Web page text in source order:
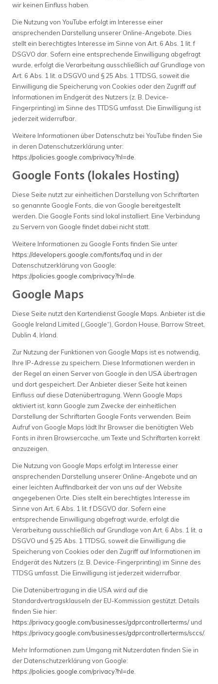
wir keinen Einfluss haben.
Die Nutzung von YouTube erfolgt im Interesse einer
ansprechenden Darstellung unserer Online-Angebote. Dies
stellt ein berechtigtes Interesse im Sinne von Art. 6 Abs. 1 lit. f
DSGVO dar. Sofern eine entsprechende Einwilligung abgefragt
wurde, erfolgt die Verarbeitung ausschließlich auf Grundlage von
Art. 6 Abs. 1 lit. a DSGVO und § 25 Abs. 1 TTDSG, soweit die
Einwilligung die Speicherung von Cookies oder den Zugriff auf
Informationen im Endgerät des Nutzers (z. B. Device-
Fingerprinting) im Sinne des TTDSG umfasst. Die Einwilligung ist
jederzeit widerrufbar.
Weitere Informationen über Datenschutz bei YouTube finden Sie
in deren Datenschutzerklärung unter:
https://policies.google.com/privacy?hl=de
Google Fonts (lokales Hosting)
Diese Seite nutzt zur einheitlichen Darstellung von Schriftarten
so genannte Google Fonts, die von Google bereitgestellt
werden. Die Google Fonts sind lokal installiert. Eine Verbindung
zu Servern von Google findet dabei nicht statt.
Weitere Informationen zu Google Fonts finden Sie unter
https://developers.google.com/fonts/faq und in der
Datenschutzerklärung von Google:
https://policies.google.com/privacy?hl=de
Google Maps
Diese Seite nutzt den Kartendienst Google Maps. Anbieter ist die
Google Ireland Limited („Google“), Gordon House, Barrow Street,
Dublin 4, Irland.
Zur Nutzung der Funktionen von Google Maps ist es notwendig,
Ihre IP-Adresse zu speichern. Diese Informationen werden in
der Regel an einen Server von Google in den USA übertragen
und dort gespeichert. Der Anbieter dieser Seite hat keinen
Einfluss auf diese Datenübertragung. Wenn Google Maps
aktiviert ist, kann Google zum Zwecke der einheitlichen
Darstellung der Schriftarten Google Fonts verwenden. Beim
Aufruf von Google Maps lädt Ihr Browser die benötigten Web
Fonts in ihren Browsercache, um Texte und Schriftarten korrekt
anzuzeigen.
Die Nutzung von Google Maps erfolgt im Interesse einer
ansprechenden Darstellung unserer Online-Angebote und an
einer leichten Auffindbarkeit der von uns auf der Website
angegebenen Orte. Dies stellt ein berechtigtes Interesse im
Sinne von Art. 6 Abs. 1 lit. f DSGVO dar. Sofern eine
entsprechende Einwilligung abgefragt wurde, erfolgt die
Verarbeitung ausschließlich auf Grundlage von Art. 6 Abs. 1 lit. a
DSGVO und § 25 Abs. 1 TTDSG, soweit die Einwilligung die
Speicherung von Cookies oder den Zugriff auf Informationen im
Endgerät des Nutzers (z. B. Device-Fingerprinting) im Sinne des
TTDSG umfasst. Die Einwilligung ist jederzeit widerrufbar.
Die Datenübertragung in die USA wird auf die
Standardvertragsklauseln der EU-Kommission gestützt. Details
finden Sie hier:
https://privacy.google.com/businesses/gdprcontrollerterms/ und
https://privacy.google.com/businesses/gdprcontrollerterms/sccs/.
Mehr Informationen zum Umgang mit Nutzerdaten finden Sie in
der Datenschutzerklärung von Google:
https://policies.google.com/privacy?hl=de